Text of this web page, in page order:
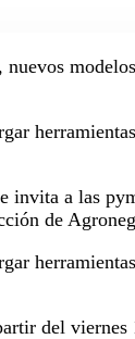
nuevos
a las
de
del viernes